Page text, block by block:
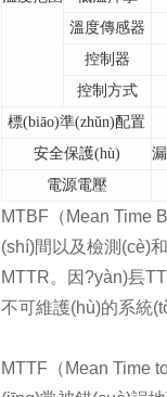
溫度傳感器
控制器
控制方式
標(biāo)準(zhǔn)配置
安全保護(hù)
漏
電源電壓
MTBF（Mean Time
(shí)間以及檢測(cè)
MTTR。因?yàn)镸
不可維護(hù)的系
MTTF（Mean Time